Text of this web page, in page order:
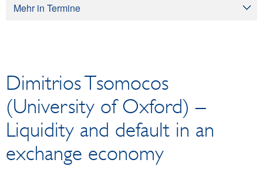
Mehr in Termine
Dimitrios Tsomocos
(University of Oxford) –
Liquidity and default in an
exchange economy